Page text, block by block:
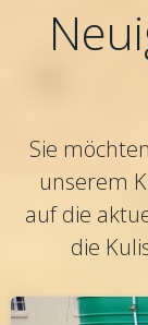
Sie
unserem
auf die
die